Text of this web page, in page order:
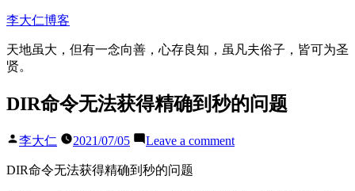
Skip
content
李大仁博客
天地虽大，但有一念向善，心存良知，虽凡夫俗子，皆可为圣
贤。
DIR命令无法获得精确到秒的问题
Posted
李大仁 2021/07/05 Leave a commenton
DIR命令无法获得精确到秒的问题